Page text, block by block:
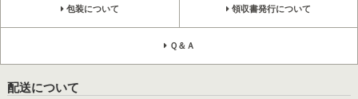
包装について 領収書発行について
Ｑ＆Ａ
配送について